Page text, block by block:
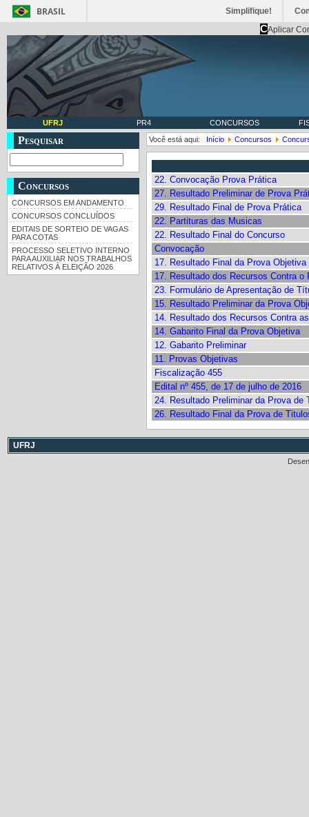
BRASIL Simplifique!
CAplicar
UFRJ PR4 CONCURSOS
Pesquisar
Concursos
CONCURSOS EM ANDAMENTO
CONCURSOS CONCLUÍDOS
EDITAIS DE SORTEIO DE VAGAS
PARA COTAS
PROCESSO SELETIVO INTERNO
PARA AUXILIAR NOS TRABALHOS
RELATIVOS À ELEIÇÃO 2026
Você está aqui: Início Concursos
22. Convocação Prova Prática
27. Resultado Preliminar de Prova
29. Resultado Final de Prova Prática
22. Partituras das Musicas
22. Resultado Final do Concurso
Convocação
17. Resultado Final da Prova Objetiva
17. Resultado dos Recursos Contra o
23. Formulário de Apresentação de
15. Resultado Preliminar da Prova
14. Resultado dos Recursos Contra
14. Gabarito Final da Prova Objetiva
12. Gabarito Preliminar
11. Provas Objetivas
Fiscalização 455
Edital nº 455, de 17 de julho de 2016
24. Resultado Preliminar da Prova de
26. Resultado Final da Prova de
UFRJ